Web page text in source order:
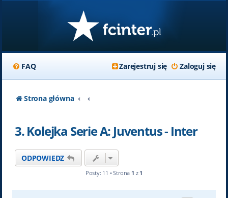
FAQ Zaloguj się
Zarejestruj się
Strona główna
3. Kolejka Serie A: Juventus - Inter
ODPOWIEDZ
Posty: 11 • Strona 1 z 1